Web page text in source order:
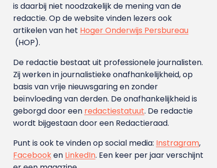
is daarbij niet noodzakelijk de mening van de
redactie. Op de website vinden lezers ook
artikelen van het Hoger Onderwijs Persbureau
(HOP).
De redactie bestaat uit professionele journalisten.
Zij werken in journalistieke onafhankelijkheid, op
basis van vrije nieuwsgaring en zonder
beïnvloeding van derden. De onafhankelijkheid is
geborgd door een redactiestatuut. De redactie
wordt bijgestaan door een Redactieraad.
Punt is ook te vinden op social media: Instragram,
Facebooken LinkedIn. Een keer per jaar verschijnt